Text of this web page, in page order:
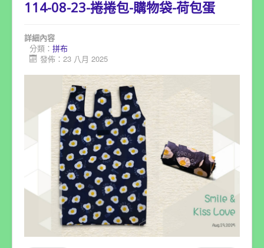
114-08-23-捲捲包-購物袋-荷包蛋
詳細內容
分類： 拼布
發佈：23 八月 2025